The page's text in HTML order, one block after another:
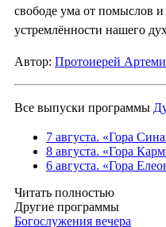
свободе ума от помыслов
устремлённости нашего
Автор: Протоиерей
Все выпуски программы
7 августа. «Гора
8 августа. «Гора
6 августа. «Гора
Читать полностью
Другие программы
Богослужения вечера